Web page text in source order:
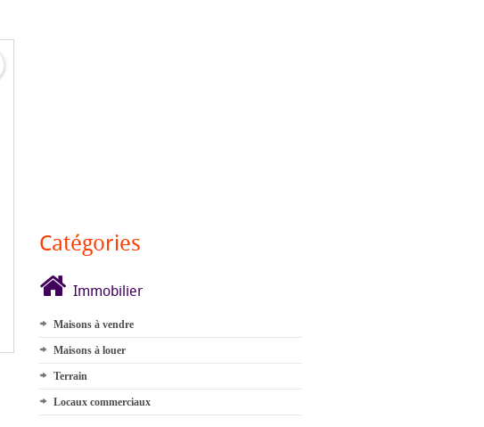
Catégories
Immobilier
Maisons à vendre
Maisons à louer
Terrain
Locaux commerciaux